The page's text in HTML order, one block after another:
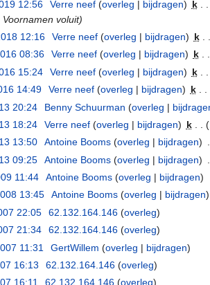
12:56 Verre neef (overleg | bijdragen) k
Voornamen voluit)
12:16 Verre neef (overleg | bijdragen) k
08:36 Verre neef (overleg | bijdragen) k . .
15:24 Verre neef (overleg | bijdragen) k
14:49 Verre neef (overleg | bijdragen) k
20:24 Benny Schuurman (overleg |
18:24 Verre neef (overleg | bijdragen) k
13:50 Antoine Booms (overleg | bijdragen)
09:25 Antoine Booms (overleg | bijdragen)
11:44 Antoine Booms (overleg | bijdragen)
13:45 Antoine Booms (overleg | bijdragen)
22:05 62.132.164.146 (overleg)
21:34 62.132.164.146 (overleg)
11:31 GertWillem (overleg | bijdragen)
16:13 62.132.164.146 (overleg)
16:11 62.132.164.146 (overleg)